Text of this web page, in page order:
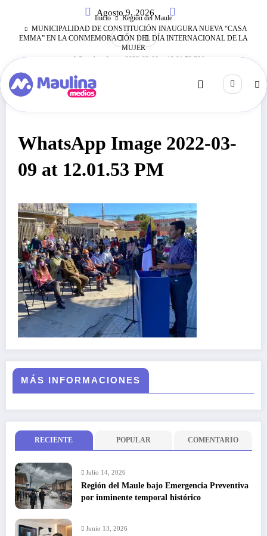
contenido
Agosto 9, 2026
Inicio
Región del Maule
MUNICIPALIDAD DE CONSTITUCIÓN INAUGURA NUEVA “CASA
EMMA” EN LA CONMEMORACIÓN DEL DÍA INTERNACIONAL DE LA
MUJER
WhatsApp Image 2022-03-09 at 12.01.53 PM
WhatsApp Image 2022-03-
09 at 12.01.53 PM
MÁS INFORMACIONES
RECIENTE POPULAR COMENTARIO
Julio 14, 2026
Región del Maule bajo Emergencia Preventiva
por inminente temporal histórico
Junio 13, 2026